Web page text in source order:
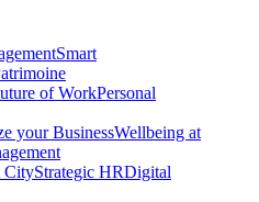
Smart
of WorkPersonal
your BusinessWellbeing at
CityStrategic HRDigital